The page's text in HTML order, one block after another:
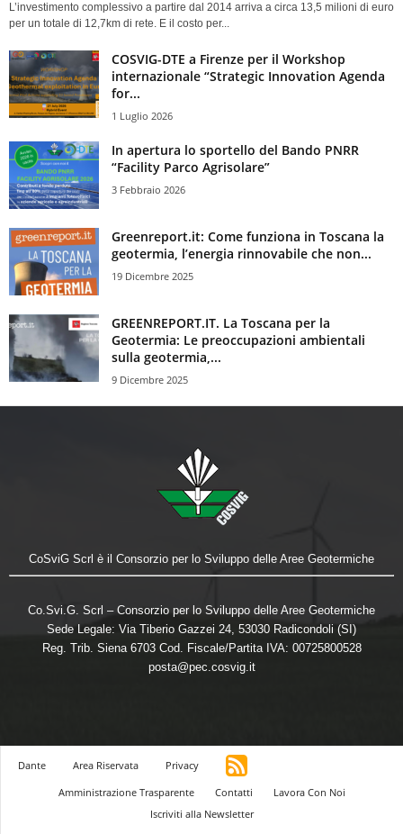
L’investimento complessivo a partire dal 2014 arriva a circa 13,5 milioni di euro
per un totale di 12,7km di rete. E il costo per...
COSVIG-DTE a Firenze per il Workshop
internazionale “Strategic Innovation Agenda
for...
1 Luglio 2026
In apertura lo sportello del Bando PNRR
“Facility Parco Agrisolare”
3 Febbraio 2026
Greenreport.it: Come funziona in Toscana la
geotermia, l’energia rinnovabile che non...
19 Dicembre 2025
GREENREPORT.IT. La Toscana per la
Geotermia: Le preoccupazioni ambientali
sulla geotermia,...
9 Dicembre 2025
CoSviG Scrl è il Consorzio per lo Sviluppo delle Aree Geotermiche
Co.Svi.G. Scrl – Consorzio per lo Sviluppo delle Aree Geotermiche
Sede Legale: Via Tiberio Gazzei 24, 53030 Radicondoli (SI)
Reg. Trib. Siena 6703 Cod. Fiscale/Partita IVA: 00725800528
posta@pec.cosvig.it
Dante Area Riservata
Privacy
Amministrazione Trasparente
Contatti
Lavora Con Noi
Iscriviti alla Newsletter